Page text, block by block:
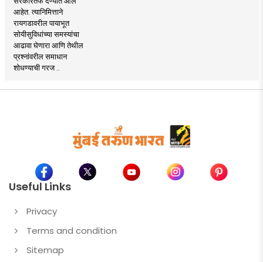
आहेत. त्यानिमित्ताने
रायगडावरील पायाभूत
सोयीसुविधांच्या समस्यांचा
आढावा घेणारा आणि तेथील
प्रश्नांवरील समाधान
शोधण्याची गरज ..
Useful Links
Privacy
Terms and condition
Sitemap